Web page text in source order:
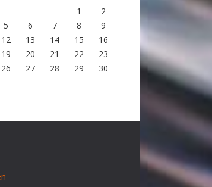
1
2
5 6 7 8
9
12 13 14 15
16
19 20 21 22
23
26 27 28 29
30